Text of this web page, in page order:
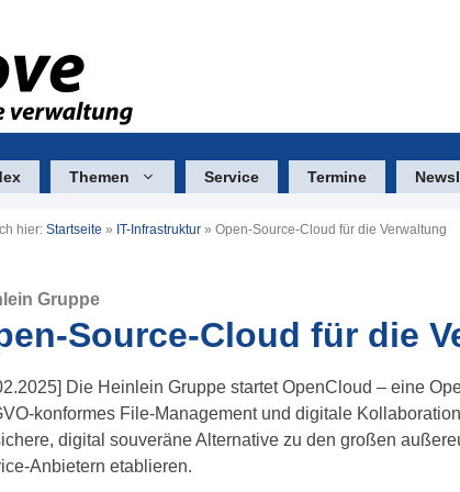
Themen Service Termine
hier: Startseite » IT-Infrastruktur » Open-Source-Cloud für die Verwaltung
Gruppe
Source-Cloud für die
Die Heinlein Gruppe startet OpenCloud – eine
konformes File-Management und digitale
digital souveräne Alternative zu den großen
Anbietern etablieren.